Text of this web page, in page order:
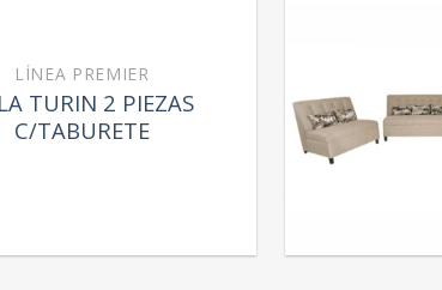
LÍNEA PREMIER
TURIN 2 PIEZAS
C/TABURETE